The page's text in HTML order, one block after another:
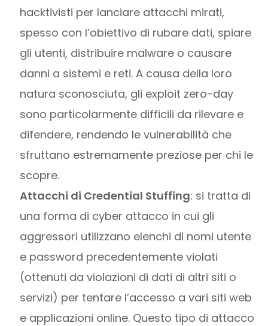
hacktivisti per lanciare attacchi mirati,
spesso con l’obiettivo di rubare dati, spiare
gli utenti, distribuire malware o causare
danni a sistemi e reti. A causa della loro
natura sconosciuta, gli exploit zero-day
sono particolarmente difficili da rilevare e
difendere, rendendo le vulnerabilità che
sfruttano estremamente preziose per chi le
scopre.
Attacchi di Credential Stuffing: si tratta di
una forma di cyber attacco in cui gli
aggressori utilizzano elenchi di nomi utente
e password precedentemente violati
(ottenuti da violazioni di dati di altri siti o
servizi) per tentare l’accesso a vari siti web
e applicazioni online. Questo tipo di attacco